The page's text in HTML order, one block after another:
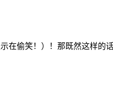
在偷笑！）！那既然这样的